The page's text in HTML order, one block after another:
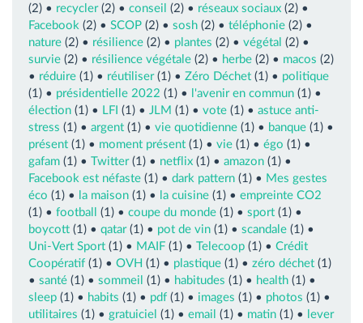
(2) • recycler(2) • conseil (2) • réseaux sociaux (2) •
Facebook (2) • SCOP (2) • sosh (2) • téléphonie (2) •
nature (2) • résilience (2) • plantes (2) • végétal (2) •
survie (2) • résilience végétale (2) • herbe (2) • macos (2)
• réduire (1) • réutiliser(1) • Zéro Déchet (1) • politique
(1) • présidentielle 2022 (1) • l'avenir en commun (1) •
élection (1) • LFI (1) • JLM (1) • vote (1) • astuce anti-
stress (1) • argent (1) • vie quotidienne (1) • banque (1) •
présent (1) • moment présent (1) • vie (1) • égo (1) •
gafam (1) • Twitter(1) • netflix (1) • amazon (1) •
Facebook est néfaste (1) • dark pattern (1) • Mes gestes
éco (1) • la maison (1) • la cuisine (1) • empreinte CO2
(1) • football (1) • coupe du monde (1) • sport (1) •
boycott (1) • qatar(1) • pot de vin (1) • scandale (1) •
Uni-Vert Sport (1) • MAIF (1) • Telecoop (1) • Crédit
Coopératif (1) • OVH (1) • plastique (1) • zéro déchet (1)
• santé (1) • sommeil (1) • habitudes (1) • health (1) •
sleep (1) • habits (1) • pdf (1) • images (1) • photos (1) •
utilitaires (1) • gratuiciel (1) • email (1) • matin (1) •
lever